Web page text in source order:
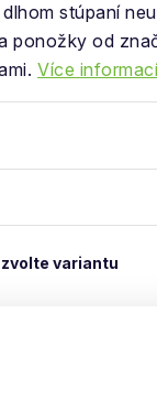
stúpaní
ponožky od
Více informací